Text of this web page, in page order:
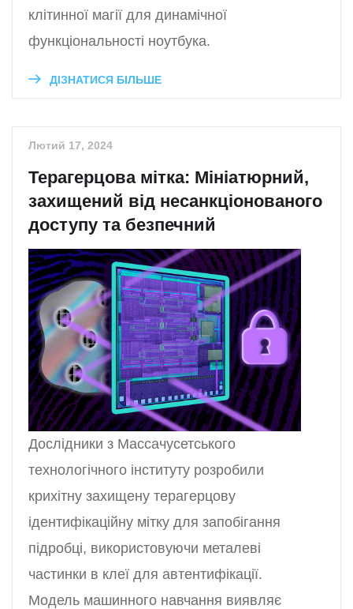
клітинної магії для динамічної
функціональності ноутбука.
ДІЗНАТИСЯ БІЛЬШЕ
Лютий 17, 2024
Терагерцова мітка: Мініатюрний,
захищений від несанкціонованого
доступу та безпечний
Дослідники з Массачусетського
технологічного інституту розробили
крихітну захищену терагерцову
ідентифікаційну мітку для запобігання
підробці, використовуючи металеві
частинки в клеї для автентифікації.
Модель машинного навчання виявляє